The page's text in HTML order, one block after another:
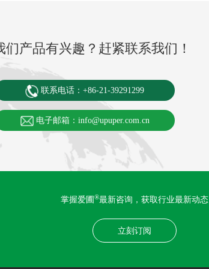
们产品有兴趣？赶紧联系我们！
联系电话：+86-21-39291299
电子邮箱：info@upuper.com.cn
掌握爱圃®最新咨询，获取行业最新动态
立刻订阅